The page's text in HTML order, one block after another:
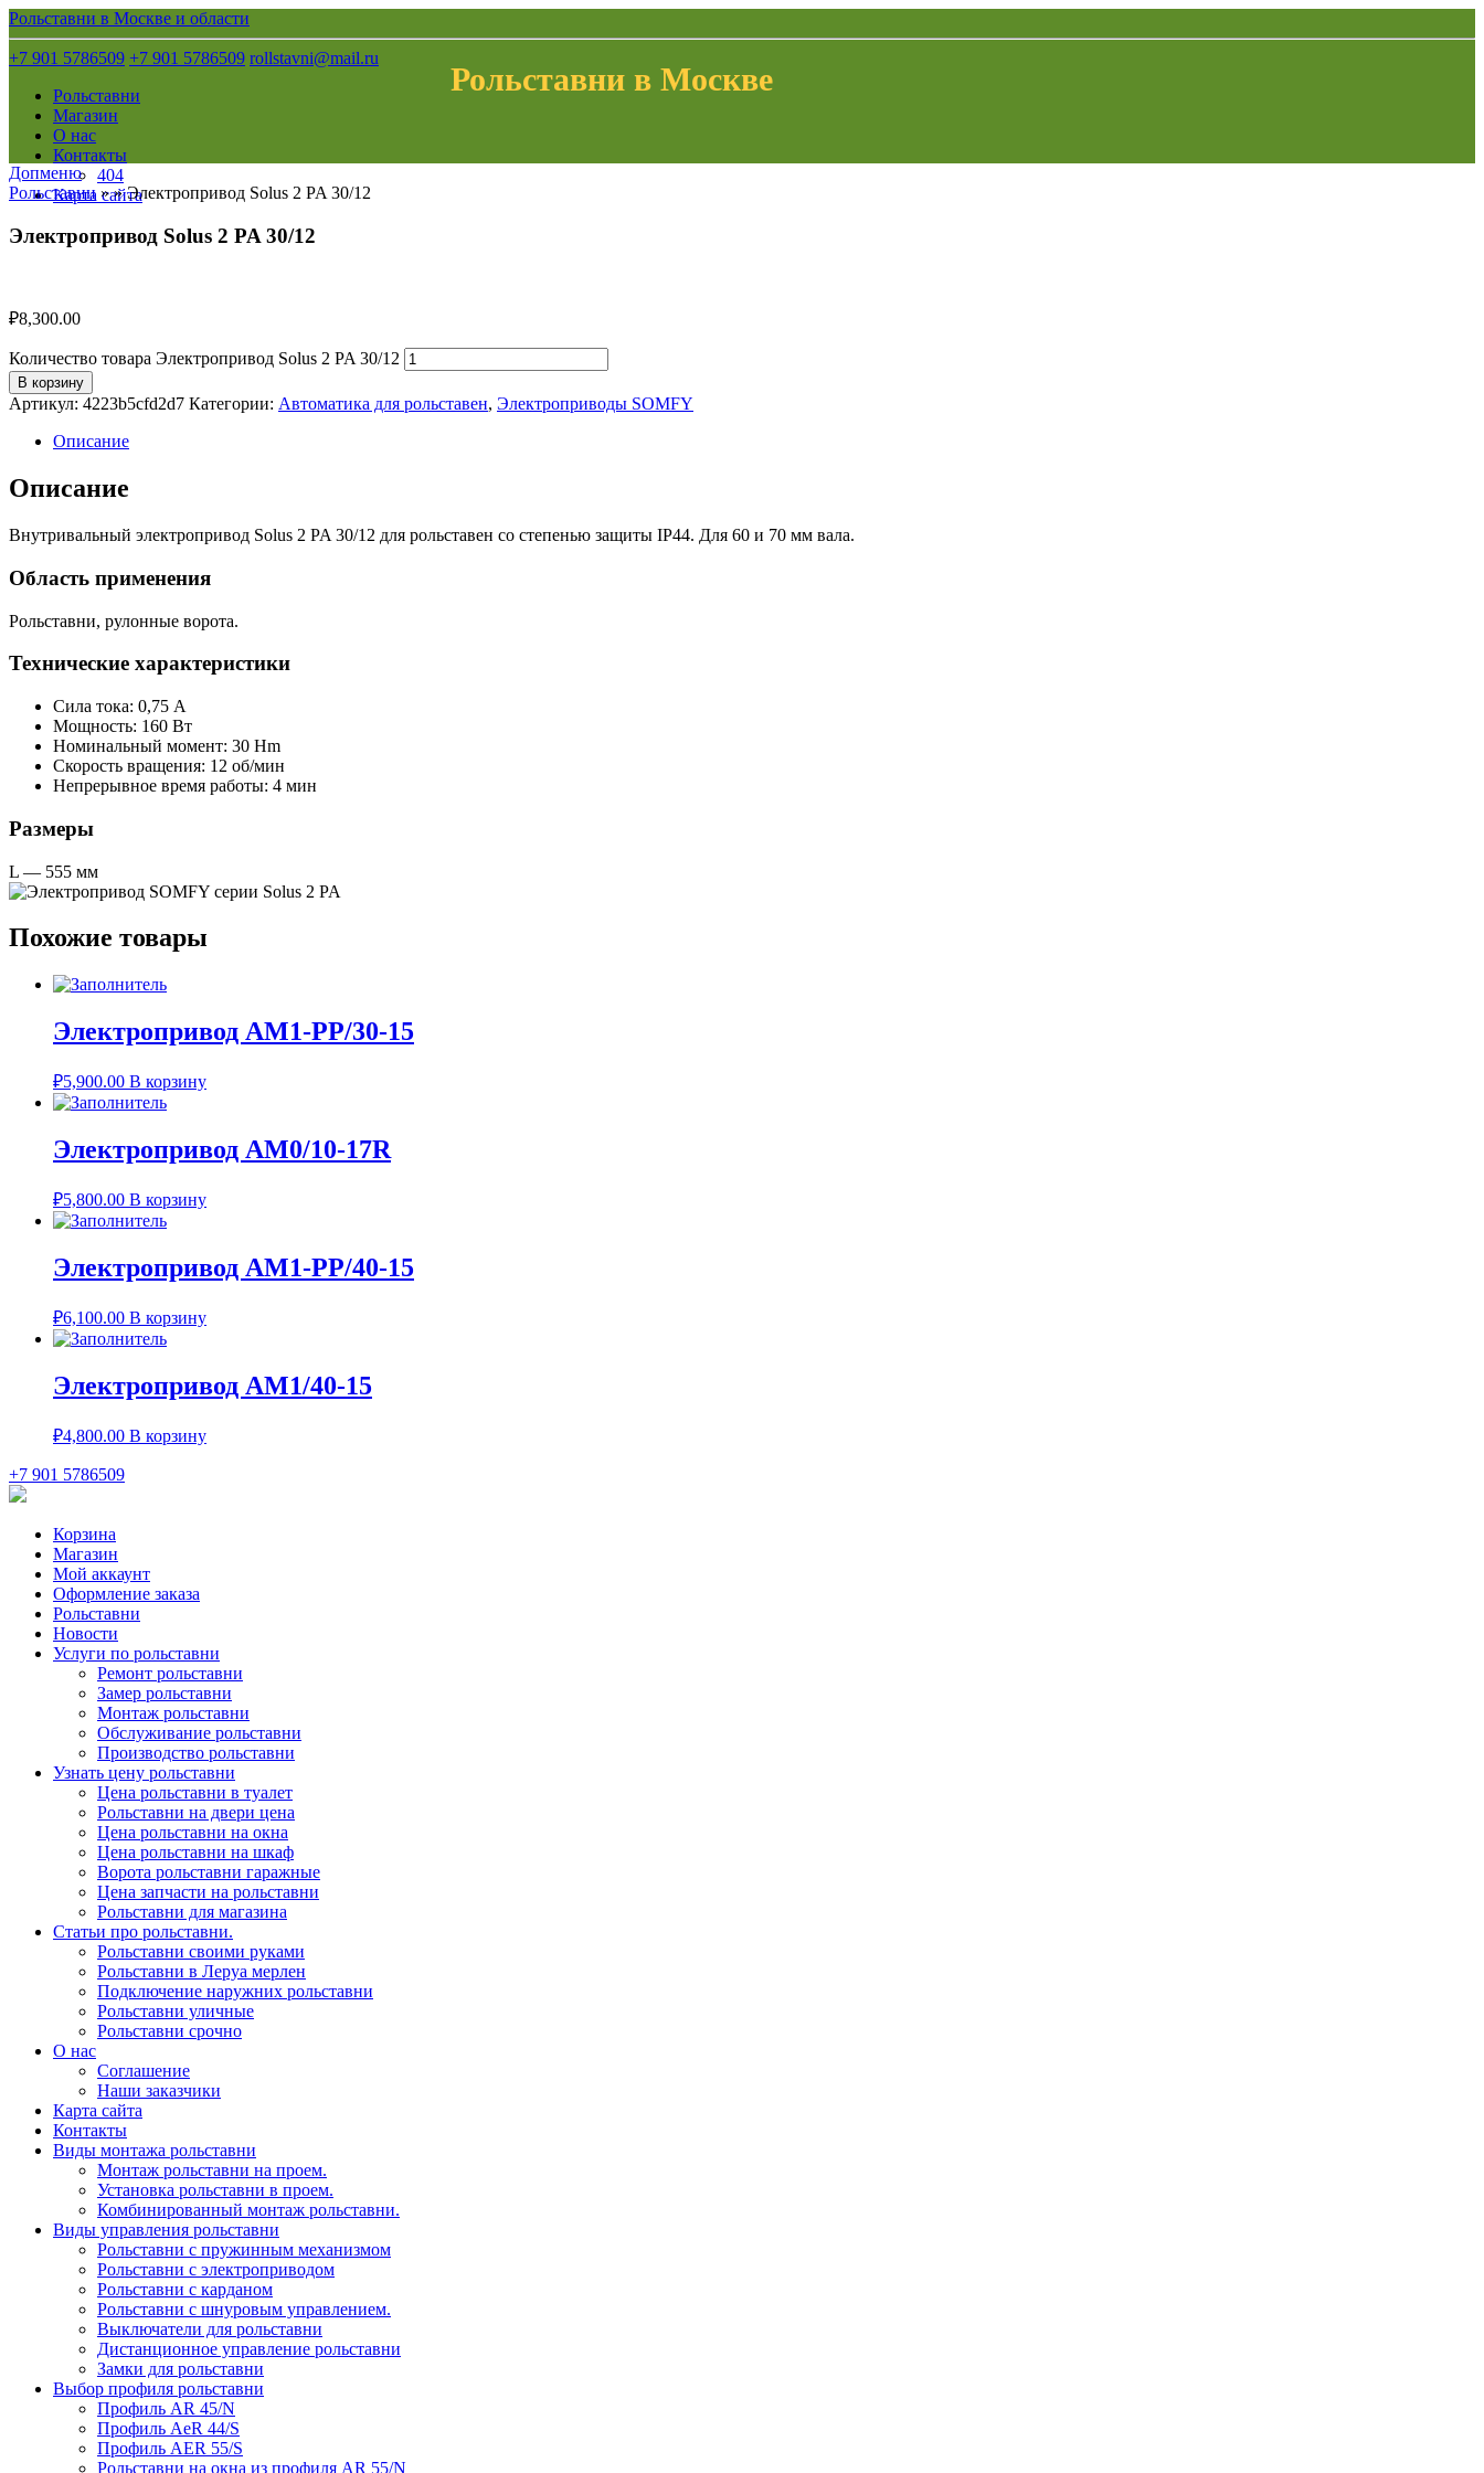
Рольставни в Москве и области
+7 901 5786509 +7 901 5786509 rollstavni@mail.ru
Рольставни в Mоскве
Рольставни
Магазин
О нас
Контакты
404
Карта сайта
Допменю
Рольставни » »Электропривод Solus 2 PA 30/12
Электропривод Solus 2 PA 30/12
₽8,300.00
Количество товара Электропривод Solus 2 PA 30/12
В корзину
Артикул: 4223b5cfd2d7 Категории: Автоматика для рольставен, Электроприводы SOMFY
Описание
Описание
Внутривальный электропривод Solus 2 PA 30/12 для рольставен со степенью защиты IP44. Для 60 и 70 мм вала.
Область применения
Рольставни, рулонные ворота.
Технические характеристики
Сила тока: 0,75 А
Мощность: 160 Вт
Номинальный момент: 30 Hm
Скорость вращения: 12 об/мин
Непрерывное время работы: 4 мин
Размеры
L — 555 мм
Похожие товары
Электропривод AM1-PP/30-15
₽5,900.00 В корзину
Электропривод AM0/10-17R
₽5,800.00 В корзину
Электропривод AM1-PP/40-15
₽6,100.00 В корзину
Электропривод AM1/40-15
₽4,800.00 В корзину
+7 901 5786509
Корзина
Магазин
Мой аккаунт
Оформление заказа
Рольставни
Новости
Услуги по рольставни
Ремонт рольставни
Замер рольставни
Монтаж рольставни
Обслуживание рольставни
Производство рольставни
Узнать цену рольставни
Цена рольставни в туалет
Рольставни на двери цена
Цена рольставни на окна
Цена рольставни на шкаф
Ворота рольставни гаражные
Цена запчасти на рольставни
Рольставни для магазина
Статьи про рольставни.
Рольставни своими руками
Рольставни в Леруа мерлен
Подключение наружних рольставни
Рольставни уличные
Рольставни срочно
О нас
Соглашение
Наши заказчики
Карта сайта
Контакты
Виды монтажа рольставни
Монтаж рольставни на проем.
Установка рольставни в проем.
Комбинированный монтаж рольставни.
Виды управления рольставни
Рольставни с пружинным механизмом
Рольставни с электроприводом
Рольставни с карданом
Рольставни с шнуровым управлением.
Выключатели для рольставни
Дистанционное управление рольставни
Замки для рольставни
Выбор профиля рольставни
Профиль AR 45/N
Профиль AeR 44/S
Профиль AER 55/S
Рольставни на окна из профиля AR 55/N